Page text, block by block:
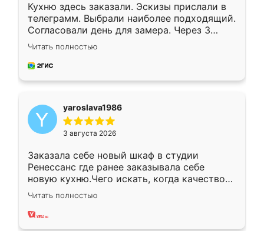
Кухню здесь заказали. Эскизы прислали в
телеграмм. Выбрали наиболее подходящий.
Согласовали день для замера. Через 3
недели кухня была уже готова. Остались
довольны работой. Спасибо Ренессанс
мебель за качественную работу!
Читать полностью
yaroslava1986
3 августа 2026
Заказала себе новый шкаф в студии
Ренессанс где ранее заказывала себе
новую кухню.Чего искать, когда качеством
вполне довольна. Служит кухня уже почти
два года, нареканий нет.
Читать полностью